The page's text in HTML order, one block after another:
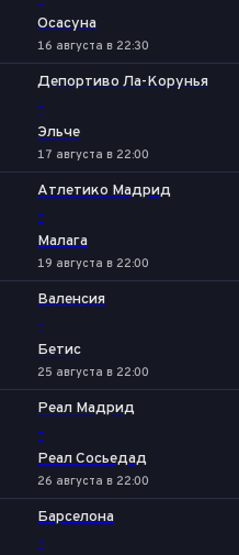
Осасуна
16 августа в 22:30
Депортиво Ла-Корунья
-
Эльче
17 августа в 22:00
Атлетико Мадрид
-
Малага
19 августа в 22:00
Валенсия
-
Бетис
25 августа в 22:00
Реал Мадрид
-
Реал Сосьедад
26 августа в 22:00
Барселона
-